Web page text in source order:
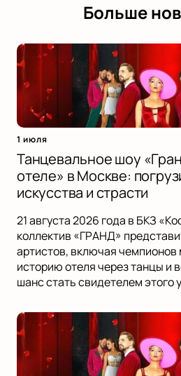
Больше
1 июля
Танцевальное шоу
отеле» в Москве:
искусства и страсти
21 августа 2026 года в БКЗ
коллектив «ГРАНД»
артистов, включая чемпионов
историю отеля через танцы и
шанс стать свидетелем этого